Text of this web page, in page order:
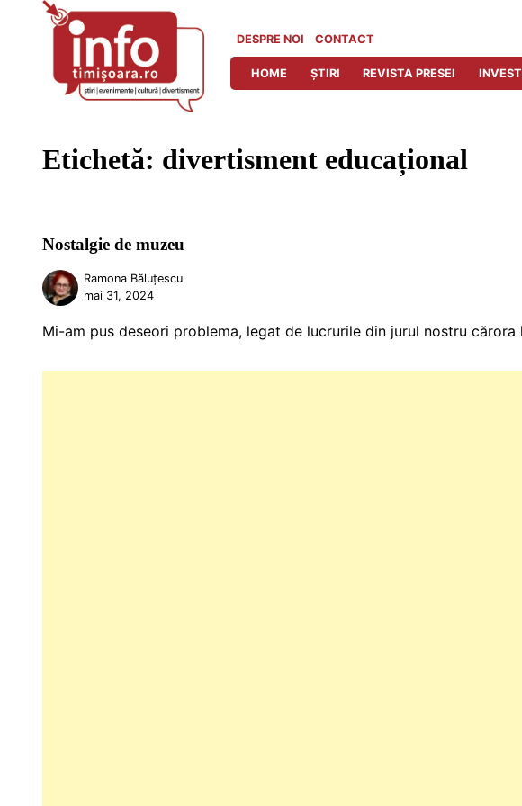
DESPRE NOI CONTACT
HOME ȘTIRI REVISTA PRESEI
Etichetă: divertisment educațional
Nostalgie de muzeu
Ramona Băluțescu
mai 31, 2024
Mi-am pus deseori problema, legat de lucrurile din jurul nostru